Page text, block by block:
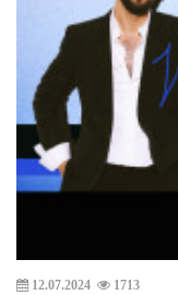
12.07.2024 1713